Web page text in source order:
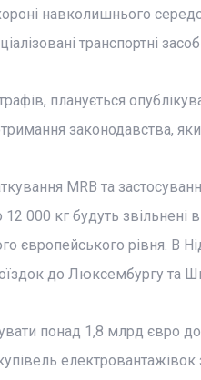
навколишнього
транспортні
планується
законодавства,
МRB та
000 кг будуть
європейського рівня. В
до Люксембургу та
понад 1,8 млрд євро